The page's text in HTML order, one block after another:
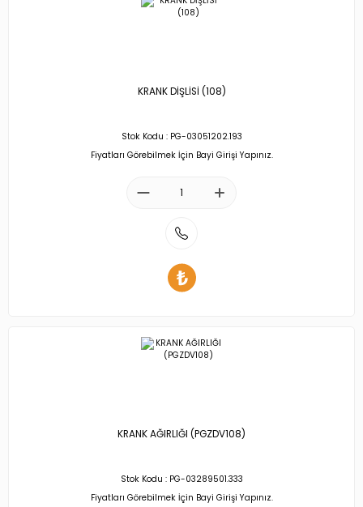
KRANK DİŞLİSİ (108)
Stok Kodu : PG-03051202.193
Fiyatları Görebilmek İçin Bayi Girişi Yapınız.
KRANK AĞIRLIĞI (PGZDV108)
Stok Kodu : PG-03289501.333
Fiyatları Görebilmek İçin Bayi Girişi Yapınız.